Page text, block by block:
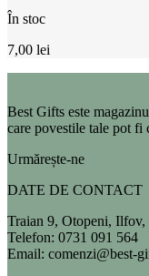
În stoc
7,00 lei
Best Gifts este
care povestile tale pot fi
Urmărește-ne
DATE DE CONTACT
Traian 9, Otopeni, Ilfov,
Telefon: 0731 091 564
Email: comenzi@best-